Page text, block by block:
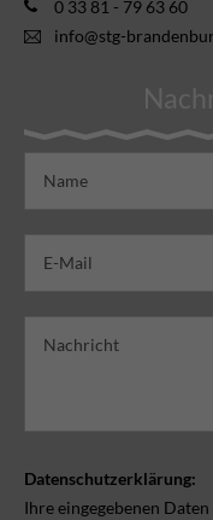
0 33 81 - 79 63 60
info@stg-
Datenschutzerklärung:
Ihre eingegebenen